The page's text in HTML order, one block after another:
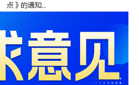
点》的通知..